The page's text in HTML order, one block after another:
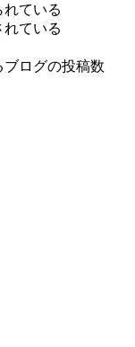
れている
れている
ブログの投稿数